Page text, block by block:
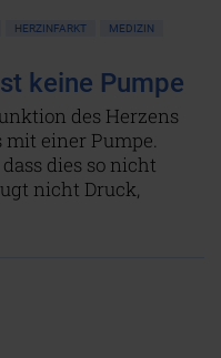
HERZINFARKT
MEDIZIN
keine Pumpe
des Herzens
einer Pumpe.
dies so nicht
nicht Druck,